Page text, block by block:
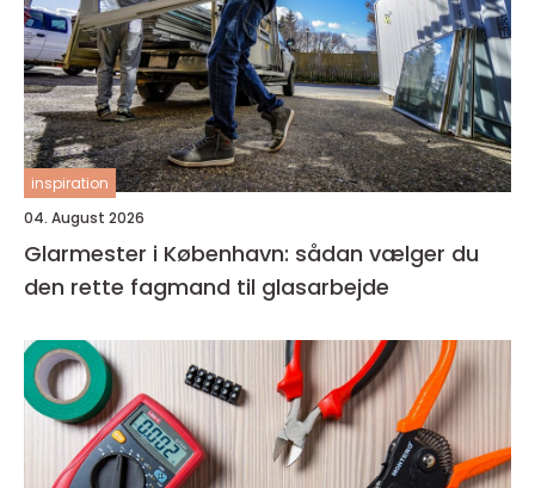
inspiration
04. August 2026
Glarmester i København: sådan vælger du
den rette fagmand til glasarbejde